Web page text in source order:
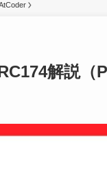
解説（